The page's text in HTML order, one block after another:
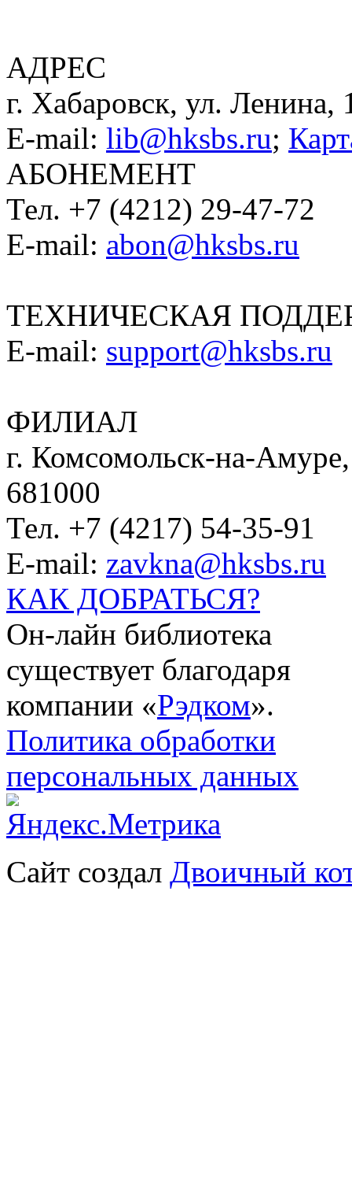
АДРЕС
г. Хабаровск, ул. Ленина,
E-mail: lib@hksbs.ru;
АБОНЕМЕНТ
Тел. +7 (4212) 29-47-72
E-mail: abon@hksbs.ru
ТЕХНИЧЕСКАЯ
E-mail: support@hksbs.ru
ФИЛИАЛ
г. Комсомольск-на-
681000
Тел. +7 (4217) 54-35-91
E-mail: zavkna@hksbs.ru
КАК ДОБРАТЬСЯ?
Он-лайн библиотека
существует благодаря
компании «Рэдком».
Политика обработки
персональных данных
Сайт создал Двоичный